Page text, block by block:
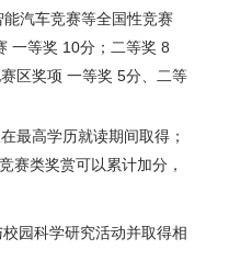
能汽车竞赛等全国性竞赛
一等奖 10分；二等奖 8
区奖项 一等奖 5分、二等
最高学历就读期间取得；
赛类奖赏可以累计加分，
园科学研究活动并取得相